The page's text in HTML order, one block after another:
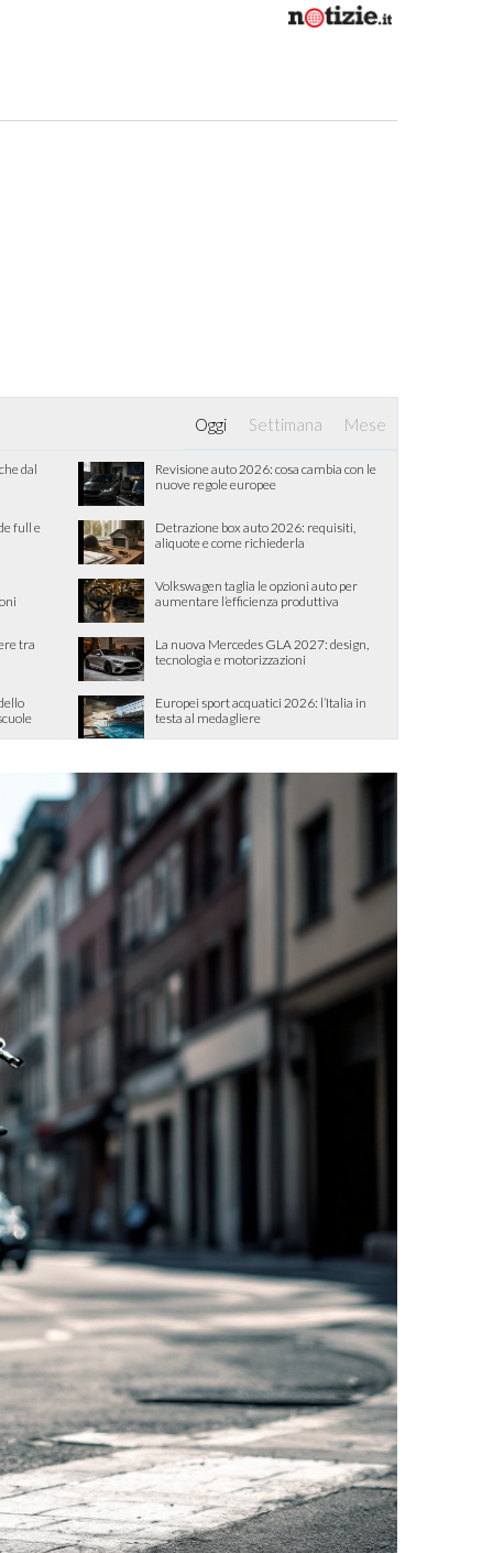
Oggi Settimana Mese
dal
Revisione auto 2026: cosa cambia con le
nuove regole europee
full e
Detrazione box auto 2026: requisiti,
aliquote e come richiederla
Volkswagen taglia le opzioni auto per
aumentare l’efficienza produttiva
tra
La nuova Mercedes GLA 2027: design,
tecnologia e motorizzazioni
Europei sport acquatici 2026: l’Italia in
testa al medagliere